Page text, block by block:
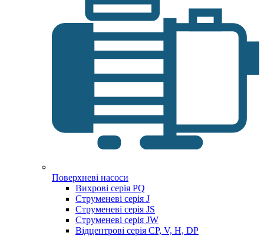
Поверхневі насоси
Вихрові серія PQ
Струменеві серія J
Струменеві серія JS
Струменеві серія JW
Відцентрові серія CP, V, H, DP